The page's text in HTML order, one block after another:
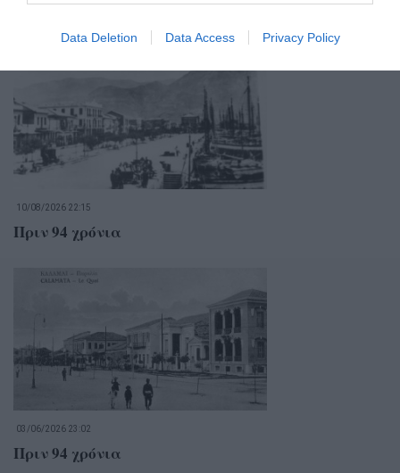
Data Deletion Data Access Privacy Policy
Σχετικά Άρθρα
10/08/2026 22:15
Πριν 94 χρόνια
03/06/2026 23:02
Πριν 94 χρόνια